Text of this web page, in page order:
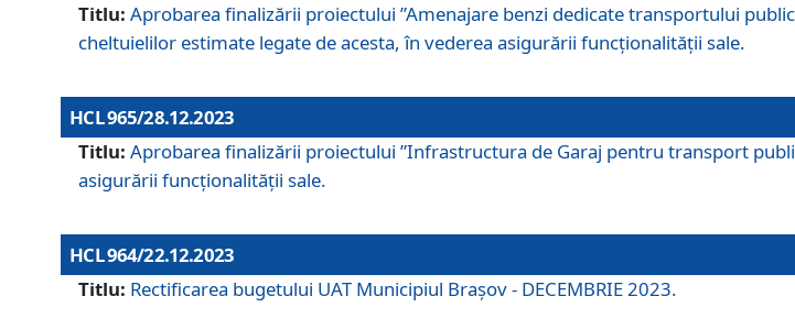
Titlu: Aprobarea finalizării proiectului ”Amenajare benzi dedicate transportului
cheltuielilor estimate legate de acesta, în vederea asigurării funcționalității sale.
HCL 965/28.12.2023
Titlu: Aprobarea finalizării proiectului ”Infrastructura de Garaj pentru transport
asigurării funcționalității sale.
HCL 964/22.12.2023
Titlu: Rectificarea bugetului UAT Municipiul Braşov - DECEMBRIE 2023.